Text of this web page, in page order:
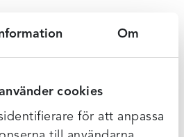
Om
cookies
för att anpassa
väldigt mjukt och behagligt
och har liksom på kupan ett